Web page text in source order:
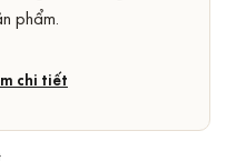
phẩm.
chi tiết